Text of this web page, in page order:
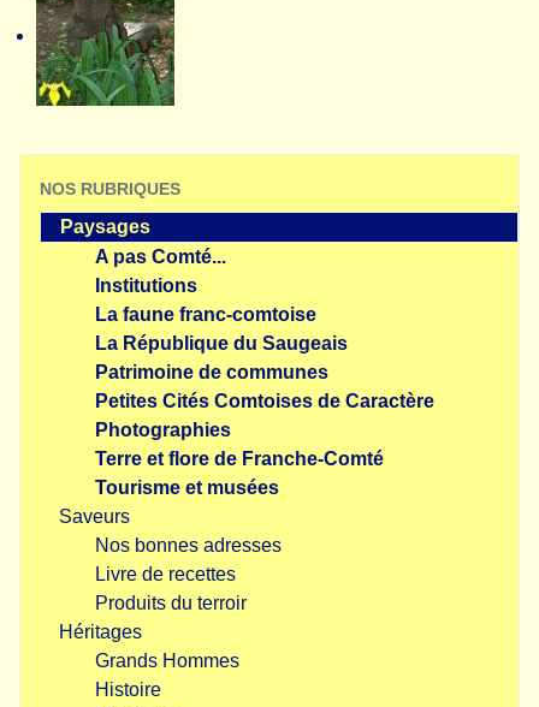
NOS RUBRIQUES
Paysages
A pas Comté...
Institutions
La faune franc-comtoise
La République du Saugeais
Patrimoine de communes
Petites Cités Comtoises de Caractère
Photographies
Terre et flore de Franche-Comté
Tourisme et musées
Saveurs
Nos bonnes adresses
Livre de recettes
Produits du terroir
Héritages
Grands Hommes
Histoire